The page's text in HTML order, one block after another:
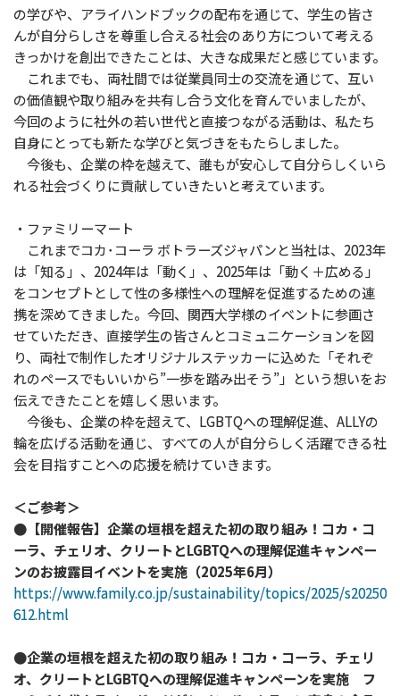
の学びや、アライハンドブックの配布を通じて、学生の皆さ
んが自分らしさを尊重し合える社会のあり方について考える
きっかけを創出できたことは、大きな成果だと感じています。
これまでも、両社間では従業員同士の交流を通じて、互い
の価値観や取り組みを共有し合う文化を育んでいましたが、
今回のように社外の若い世代と直接つながる活動は、私たち
自身にとっても新たな学びと気づきをもたらしました。
今後も、企業の枠を越えて、誰もが安心して自分らしくいら
れる社会づくりに貢献していきたいと考えています。
・ファミリーマート
これまでコカ･コーラ ボトラーズジャパンと当社は、2023年
は「知る」、2024年は「動く」、2025年は「動く＋広める」
をコンセプトとして性の多様性への理解を促進するための連
携を深めてきました。今回、関西大学様のイベントに参画さ
せていただき、直接学生の皆さんとコミュニケーションを図
り、両社で制作したオリジナルステッカーに込めた「それぞ
れのペースでもいいから”一歩を踏み出そう”」という想いをお
伝えできたことを嬉しく思います。
今後も、企業の枠を超えて、LGBTQへの理解促進、ALLYの
輪を広げる活動を通じ、すべての人が自分らしく活躍できる社
会を目指すことへの応援を続けていきます。
＜ご参考＞
●【開催報告】企業の垣根を超えた初の取り組み！コカ・コ
ーラ、チェリオ、クリートとLGBTQへの理解促進キャンペー
ンのお披露目イベントを実施（2025年6月）
https://www.family.co.jp/sustainability/topics/2025/s20250
612.html
●企業の垣根を超えた初の取り組み！コカ・コーラ、チェリ
オ、クリートとLGBTQへの理解促進キャンペーンを実施 フ